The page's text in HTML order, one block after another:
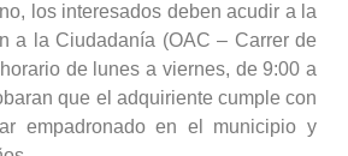
los interesados deben acudir a la
a la Ciudadanía (OAC – Carrer de
de lunes a viernes, de 9:00 a
que el adquiriente cumple con
empadronado en el municipio y